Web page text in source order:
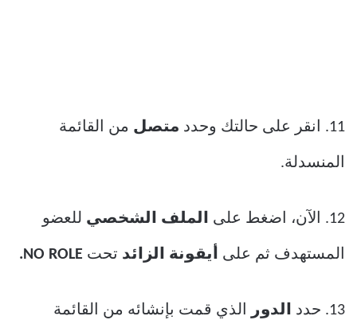
11. انقر على حالتك وحدد متصل من القائمة
المنسدلة.
12. الآن، اضغط على الملف الشخصي للعضو
المستهدف ثم على أيقونة الزائد تحت NO ROLE.
13. حدد الدور الذي قمت بإنشائه من القائمة